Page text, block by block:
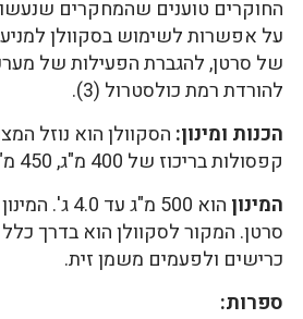
החוקרים טוענים שהמחקרים
על אפשרות לשימוש בסקוולן
של סרטן, להגברת הפעילות של
להורדת רמת כולסטרול (3).
הכנות ומינון: הסקוולן הוא נוזל
קפסולות בריכוז של 400 מ"ג, 450 מ"ג, 1000 מ"ג.
המינון
הוא 500 מ"ג
סרטן. המקור לסקוולן הוא בדרך
כרישים ולפעמים משמן זית.
ספרות: